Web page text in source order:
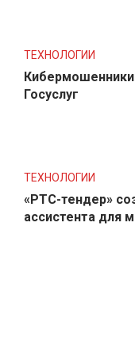
ТЕХНОЛОГИИ
Госуслуг
ТЕХНОЛОГИИ
«РТС-тендер»
ассистента для